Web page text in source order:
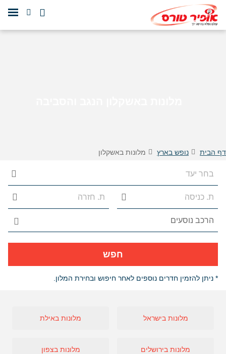
דף הבית נופש בארץ מלונות באשקלון
חפש
* ניתן להזמין חדרים נוספים לאחר חיפוש ובחירת המלון.
מלונות בישראל מלונות באילת
מלונות בירושלים מלונות בצפון